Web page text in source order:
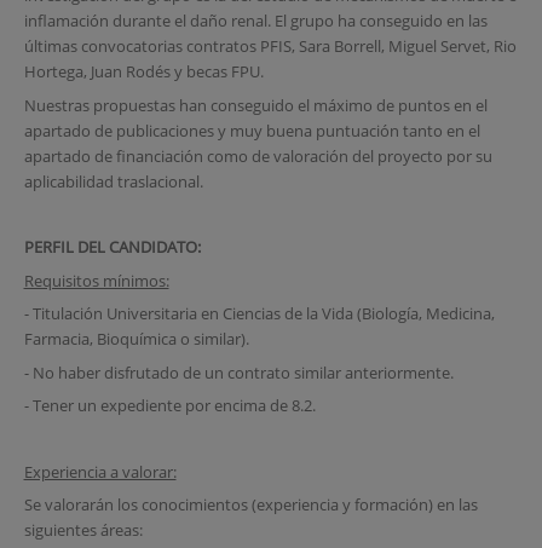
inflamación durante el daño renal. El grupo ha conseguido en las
últimas convocatorias contratos PFIS, Sara Borrell, Miguel Servet, Rio
Hortega, Juan Rodés y becas FPU.
Nuestras propuestas han conseguido el máximo de puntos en el
apartado de publicaciones y muy buena puntuación tanto en el
apartado de financiación como de valoración del proyecto por su
aplicabilidad traslacional.
PERFIL DEL CANDIDATO:
Requisitos mínimos:
- Titulación Universitaria en Ciencias de la Vida (Biología, Medicina,
Farmacia, Bioquímica o similar).
- No haber disfrutado de un contrato similar anteriormente.
- Tener un expediente por encima de 8.2.
Experiencia a valorar:
Se valorarán los conocimientos (experiencia y formación) en las
siguientes áreas: